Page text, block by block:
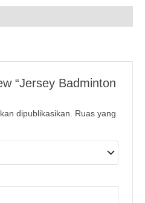
“Jersey Badminton
dipublikasikan. Ruas yang